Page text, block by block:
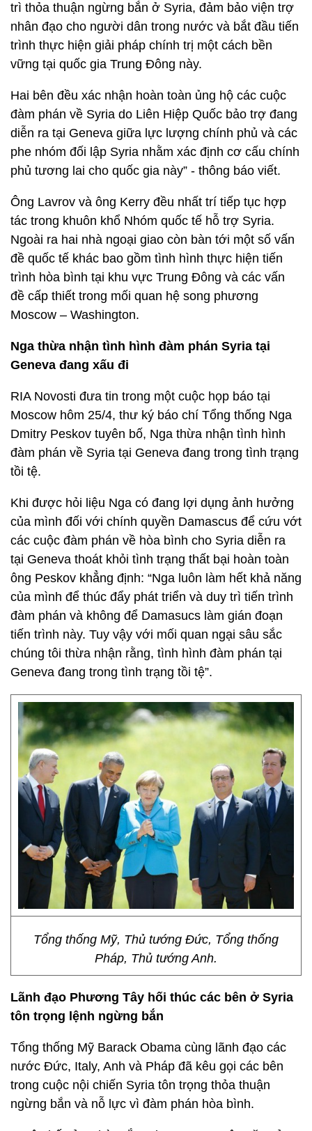
trì thỏa thuận ngừng bắn ở Syria, đảm bảo viện trợ
nhân đạo cho người dân trong nước và bắt đầu tiến
trình thực hiện giải pháp chính trị một cách bền
vững tại quốc gia Trung Đông này.
Hai bên đều xác nhận hoàn toàn ủng hộ các cuộc
đàm phán về Syria do Liên Hiệp Quốc bảo trợ đang
diễn ra tại Geneva giữa lực lượng chính phủ và các
phe nhóm đối lập Syria nhằm xác định cơ cấu chính
phủ tương lai cho quốc gia này” - thông báo viết.
Ông Lavrov và ông Kerry đều nhất trí tiếp tục hợp
tác trong khuôn khổ Nhóm quốc tế hỗ trợ Syria.
Ngoài ra hai nhà ngoại giao còn bàn tới một số vấn
đề quốc tế khác bao gồm tình hình thực hiện tiến
trình hòa bình tại khu vực Trung Đông và các vấn
đề cấp thiết trong mối quan hệ song phương
Moscow – Washington.
Nga thừa nhận tình hình đàm phán Syria tại
Geneva đang xấu đi
RIA Novosti đưa tin trong một cuộc họp báo tại
Moscow hôm 25/4, thư ký báo chí Tổng thống Nga
Dmitry Peskov tuyên bố, Nga thừa nhận tình hình
đàm phán về Syria tại Geneva đang trong tình trạng
tồi tệ.
Khi được hỏi liệu Nga có đang lợi dụng ảnh hưởng
của mình đối với chính quyền Damascus để cứu vớt
các cuộc đàm phán về hòa bình cho Syria diễn ra
tại Geneva thoát khỏi tình trạng thất bại hoàn toàn
ông Peskov khẳng định: “Nga luôn làm hết khả năng
của mình để thúc đẩy phát triển và duy trì tiến trình
đàm phán và không để Damasucs làm gián đoạn
tiến trình này. Tuy vậy với mối quan ngại sâu sắc
chúng tôi thừa nhận rằng, tình hình đàm phán tại
Geneva đang trong tình trạng tồi tệ”.
Tổng thống Mỹ, Thủ tướng Đức, Tổng thống
Pháp, Thủ tướng Anh.
Lãnh đạo Phương Tây hối thúc các bên ở Syria
tôn trọng lệnh ngừng bắn
Tổng thống Mỹ Barack Obama cùng lãnh đạo các
nước Đức, Italy, Anh và Pháp đã kêu gọi các bên
trong cuộc nội chiến Syria tôn trọng thỏa thuận
ngừng bắn và nỗ lực vì đàm phán hòa bình.